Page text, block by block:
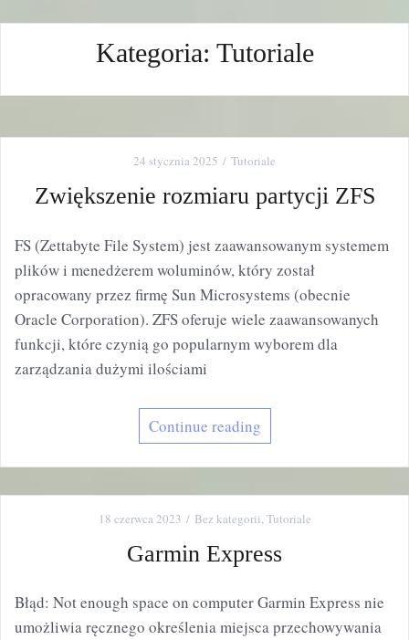
Kategoria: Tutoriale
24 stycznia 2025 Tutoriale
Zwiększenie rozmiaru partycji ZFS
FS (Zettabyte File System) jest zaawansowanym systemem
plików i menedżerem woluminów, który został
opracowany przez firmę Sun Microsystems (obecnie
Oracle Corporation). ZFS oferuje wiele zaawansowanych
funkcji, które czynią go popularnym wyborem dla
zarządzania dużymi ilościami
Continue reading
18 czerwca 2023 Bez kategorii Tutoriale
Garmin Express
Błąd: Not enough space on computer Garmin Express nie
umożliwia ręcznego określenia miejsca przechowywania